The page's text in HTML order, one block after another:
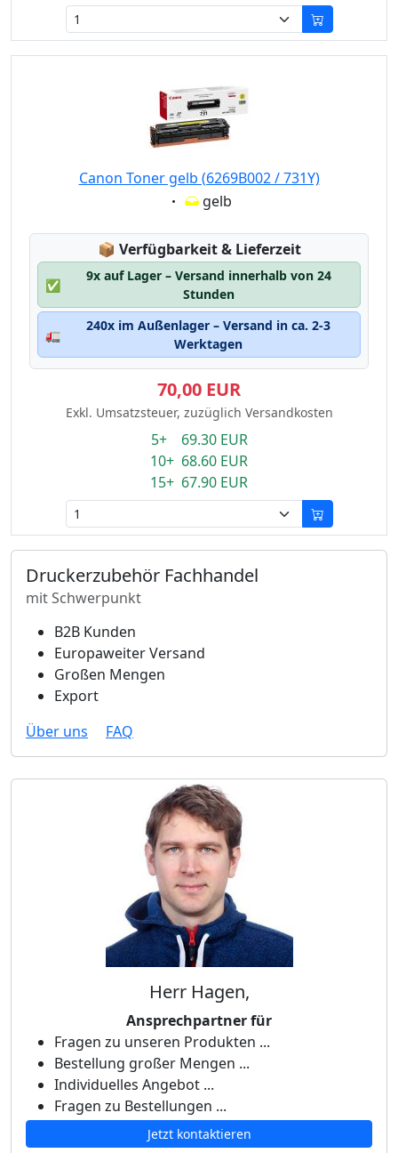
Canon Toner gelb (6269B002 / 731Y)
Eigenschaft:
gelb
📦 Lagerstatus:
Verfügbarkeit & Lieferzeit
✅
9x auf Lager – Versand innerhalb von 24
Stunden
🚛
240x im Außenlager – Versand in ca. 2-3
Werktagen
70,00 EUR
Exkl. Umsatzsteuer, zuzüglich Versandkosten
5+ 69.30 EUR
10+ 68.60 EUR
15+ 67.90 EUR
Druckerzubehör Fachhandel
mit Schwerpunkt
B2B Kunden
Europaweiter Versand
Großen Mengen
Export
Über uns
FAQ
Herr Hagen,
Ansprechpartner für
Fragen zu unseren Produkten ...
Bestellung großer Mengen ...
Individuelles Angebot ...
Fragen zu Bestellungen ...
Jetzt kontaktieren